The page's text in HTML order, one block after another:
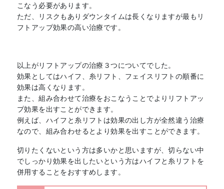
こなう必要があります。
ただ、リスクもありダウンタイムは長くなりますが最もリ
フトアップ効果の高い治療です。
以上がリフトアップの治療３つについてでした。
効果としてはハイフ、糸リフト、フェイスリフトの順番に
効果は高くなります。
また、組み合わせて治療をおこなうことでよりリフトアッ
プ効果を出すことができます。
例えば、ハイフと糸リフトは効果の出し方が全然違う治療
なので、組み合わせるとより効果を出すことができます。
切りたくないという方は多いかと思いますが、切らない中
でしっかり効果を出したいという方はハイフと糸リフトを
併用することをおすすめします。